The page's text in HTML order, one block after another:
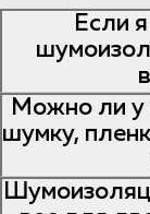
Если
Можно ли у
шумку,